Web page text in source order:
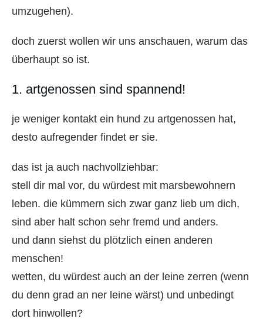
umzugehen).
doch zuerst wollen wir uns anschauen, warum das
überhaupt so ist.
1. artgenossen sind spannend!
je weniger kontakt ein hund zu artgenossen hat,
desto aufregender findet er sie.
das ist ja auch nachvollziehbar:
stell dir mal vor, du würdest mit marsbewohnern
leben. die kümmern sich zwar ganz lieb um dich,
sind aber halt schon sehr fremd und anders.
und dann siehst du plötzlich einen anderen
menschen!
wetten, du würdest auch an der leine zerren (wenn
du denn grad an ner leine wärst) und unbedingt
dort hinwollen?